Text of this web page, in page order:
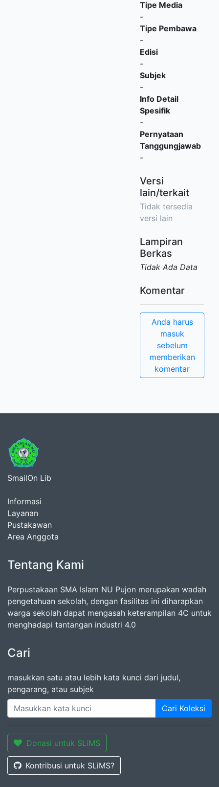
Tipe Media
-
Tipe Pembawa
-
Edisi
-
Subjek
-
Info Detail
Spesifik
-
Pernyataan
Tanggungjawab
-
Versi
lain/terkait
Tidak tersedia
versi lain
Lampiran
Berkas
Tidak Ada Data
Komentar
Anda harus
masuk
sebelum
memberikan
komentar
SmailOn Lib
Informasi
Layanan
Pustakawan
Area Anggota
Tentang Kami
Perpustakaan SMA Islam NU Pujon merupakan wadah
pengetahuan sekolah, dengan fasilitas ini diharapkan
warga sekolah dapat mengasah keterampilan 4C untuk
menghadapi tantangan industri 4.0
Cari
masukkan satu atau lebih kata kunci dari judul,
pengarang, atau subjek
Cari Koleksi
Donasi untuk SLiMS
Kontribusi untuk SLiMS?